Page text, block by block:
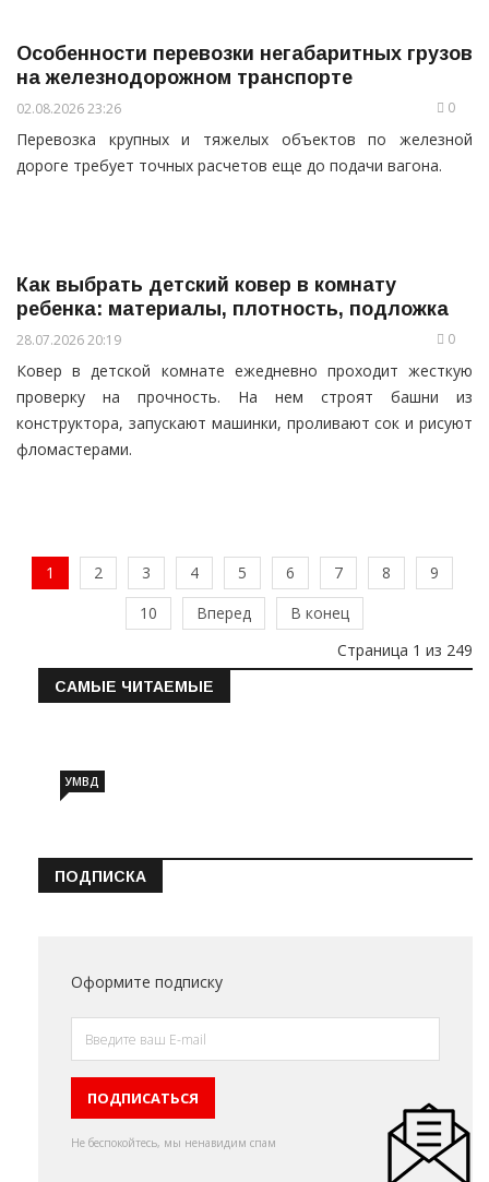
Особенности перевозки негабаритных грузов
на железнодорожном транспорте
02.08.2026 23:26 0
Перевозка крупных и тяжелых объектов по железной
дороге требует точных расчетов еще до подачи вагона.
Как выбрать детский ковер в комнату
ребенка: материалы, плотность, подложка
28.07.2026 20:19 0
Ковер в детской комнате ежедневно проходит жесткую
проверку на прочность. На нем строят башни из
конструктора, запускают машинки, проливают сок и рисуют
фломастерами.
1 2 3 4 5 6 7 8
9
10
Вперед
В конец
Страница 1 из 249
САМЫЕ ЧИТАЕМЫЕ
УМВД
ПОДПИСКА
Оформите подписку
Не беспокойтесь, мы ненавидим спам